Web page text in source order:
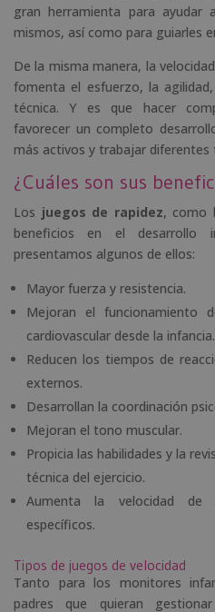
gran herramienta para
mismos, así como para guiarles
De la misma manera, la
fomenta el esfuerzo, la
técnica. Y es que hacer
favorecer un completo
más activos y trabajar diferentes
¿Cuáles son sus
Los juegos de rapidez, como
beneficios en el desarrollo
presentamos algunos de ellos:
Mayor fuerza y resistencia.
Mejoran el funcionamiento
cardiovascular desde la infancia.
Reducen los tiempos de
externos.
Desarrollan la coordinación
Mejoran el tono muscular.
Propicia las habilidades y la
técnica del ejercicio.
Aumenta la velocidad de
específicos.
Tipos de juegos de velocidad
Tanto para los monitores
padres que quieran